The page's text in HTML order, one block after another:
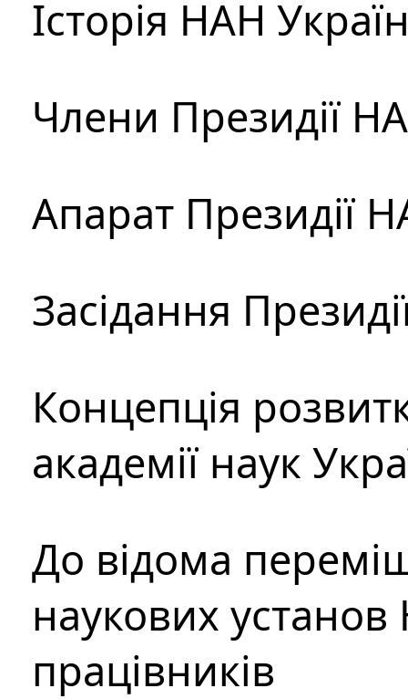
Історія НАН
Члени Президії
Апарат Президії
Засідання
Концепція
академії наук
До відома
наукових установ
працівників